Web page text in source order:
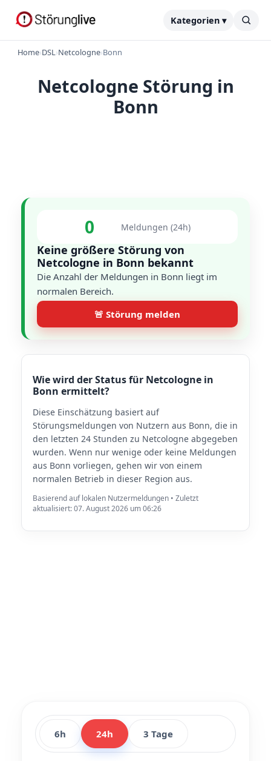
Kategorien ▾
Home›DSL›Netcologne›Bonn
Netcologne Störung in
Bonn
0 Meldungen (24h)
Keine größere Störung von
Netcologne in Bonn bekannt
Die Anzahl der Meldungen in Bonn liegt im
normalen Bereich.
🚨 Störung melden
Wie wird der Status für Netcologne in
Bonn ermittelt?
Diese Einschätzung basiert auf
Störungsmeldungen von Nutzern aus Bonn, die in
den letzten 24 Stunden zu Netcologne abgegeben
wurden. Wenn nur wenige oder keine Meldungen
aus Bonn vorliegen, gehen wir von einem
normalen Betrieb in dieser Region aus.
Basierend auf lokalen Nutzermeldungen • Zuletzt
aktualisiert: 07. August 2026 um 06:26
6h 24h 3 Tage